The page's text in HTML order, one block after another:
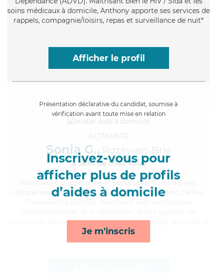
soins médicaux à domicile, Anthony apporte ses services de
rappels, compagnie/loisirs, repas et surveillance de nuit*
Afficher le profil
Présentation déclarative du candidat, soumise à
vérification avant toute mise en relation
Inscrivez-vous pour
afficher plus de profils
d’aides à domicile
Je m'inscris
ALTRUISTE
Sonia G., Rozay-en-Brie
à 5km de chez Vous
, coopérative et ponctuelle, Sonia a 6 ans
d'expérience et possède un diplôme d'Assistante De Vie
services de lessive/repassage, toilette/habillage, activités et
rappels*